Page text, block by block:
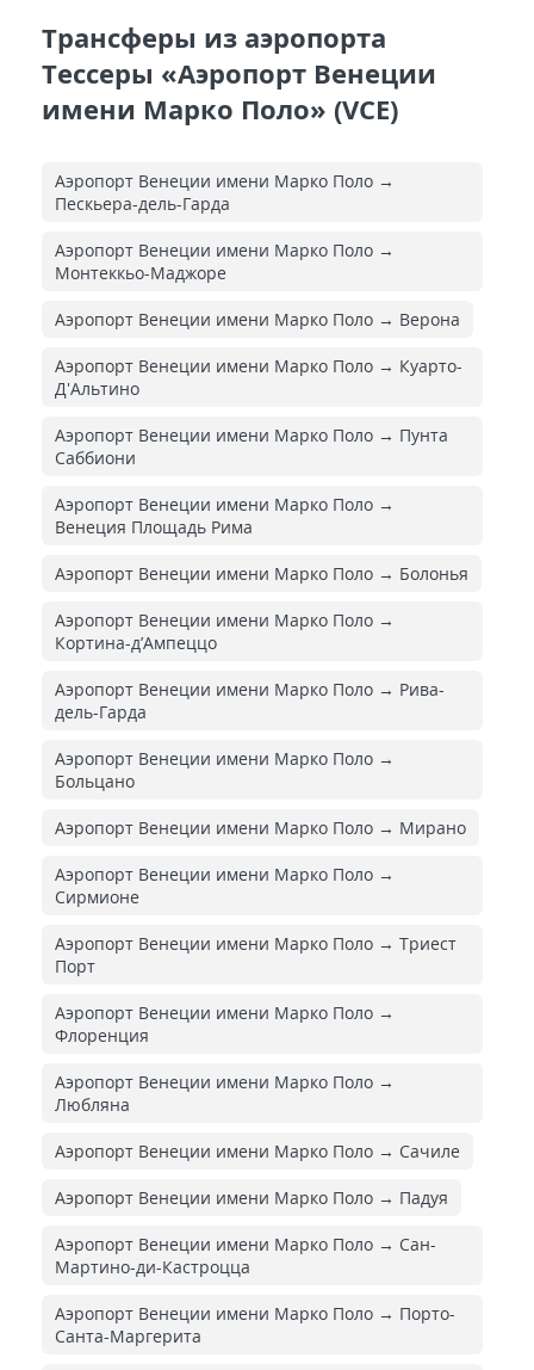
Трансферы из аэропорта
Тессеры «Аэропорт Венеции
имени Марко Поло» (VCE)
Аэропорт Венеции имени Марко Поло →
Пескьера-дель-Гарда
Аэропорт Венеции имени Марко Поло →
Монтеккьо-Маджоре
Аэропорт Венеции имени Марко Поло → Верона
Аэропорт Венеции имени Марко Поло → Куарто-
Д'Альтино
Аэропорт Венеции имени Марко Поло → Пунта
Саббиони
Аэропорт Венеции имени Марко Поло →
Венеция Площадь Рима
Аэропорт Венеции имени Марко Поло → Болонья
Аэропорт Венеции имени Марко Поло →
Кортина-д’Ампеццо
Аэропорт Венеции имени Марко Поло → Рива-
дель-Гарда
Аэропорт Венеции имени Марко Поло →
Больцано
Аэропорт Венеции имени Марко Поло → Мирано
Аэропорт Венеции имени Марко Поло →
Сирмионе
Аэропорт Венеции имени Марко Поло → Триест
Порт
Аэропорт Венеции имени Марко Поло →
Флоренция
Аэропорт Венеции имени Марко Поло →
Любляна
Аэропорт Венеции имени Марко Поло → Сачиле
Аэропорт Венеции имени Марко Поло → Падуя
Аэропорт Венеции имени Марко Поло → Сан-
Мартино-ди-Кастроцца
Аэропорт Венеции имени Марко Поло → Порто-
Санта-Маргерита